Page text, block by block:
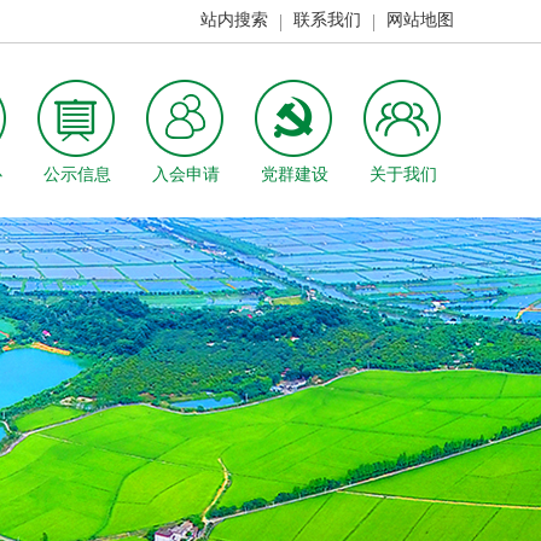
站内搜索 联系我们 网站地图
公示信息 入会申请 党群建设 关于我们